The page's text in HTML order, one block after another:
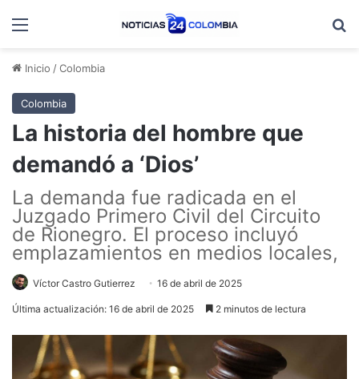
Menú
Inicio /Colombia
Colombia
La historia del hombre que
demandó a ‘Dios’
La demanda fue radicada en el
Juzgado Primero Civil del Circuito
de Rionegro. El proceso incluyó
emplazamientos en medios locales,
Víctor Castro Gutierrez 16 de abril de 2025
Última actualización: 16 de abril de 2025 2 minutos de lectura